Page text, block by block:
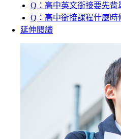
Q：高中英文銜接要先背
Q：高中銜接課程什麼時
延伸閱讀